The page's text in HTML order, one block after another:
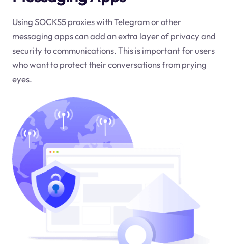
Using SOCKS5 proxies with Telegram or other
messaging apps can add an extra layer of privacy and
security to communications. This is important for users
who want to protect their conversations from prying
eyes.